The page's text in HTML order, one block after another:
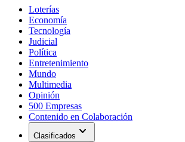
Loterías
Economía
Tecnología
Judicial
Política
Entretenimiento
Mundo
Multimedia
Opinión
500 Empresas
Contenido en Colaboración
Clasificados expand_more